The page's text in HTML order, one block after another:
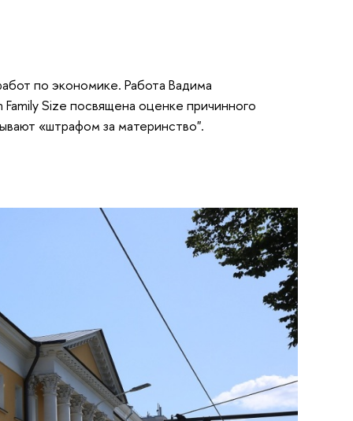
по экономике. Работа Вадима
Size посвящена оценке причинного
«штрафом за материнство".